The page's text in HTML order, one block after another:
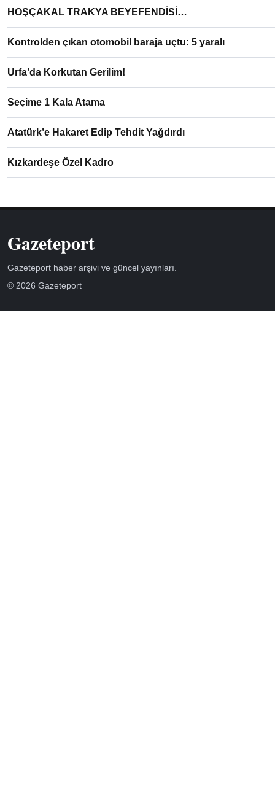
HOŞÇAKAL TRAKYA BEYEFENDİSİ…
Kontrolden çıkan otomobil baraja uçtu: 5 yaralı
Urfa’da Korkutan Gerilim!
Seçime 1 Kala Atama
Atatürk’e Hakaret Edip Tehdit Yağdırdı
Kızkardeşe Özel Kadro
Gazeteport
Gazeteport haber arşivi ve güncel yayınları.
© 2026 Gazeteport